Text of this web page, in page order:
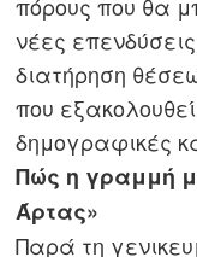
νέες
διατήρηση
που
δημογραφικές
Πώς η γραμμή
Άρτας»
Παρά τη